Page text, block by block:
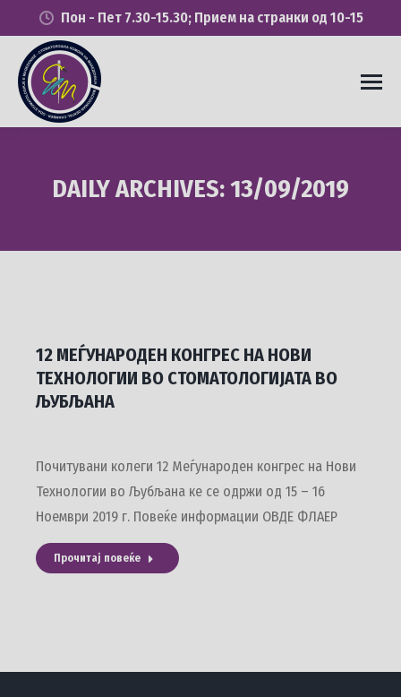
Пон - Пет 7.30-15.30; Прием на странки од 10-15
DAILY ARCHIVES:13/09/2019
12 МЕЃУНАРОДЕН КОНГРЕС НА НОВИ
ТЕХНОЛОГИИ ВО СТОМАТОЛОГИЈАТА ВО
ЉУБЉАНА
Почитувани колеги 12 Меѓународен конгрес на Нови
Технологии во Љубљана ке се одржи од 15 – 16
Ноември 2019 г. Повеќе информации ОВДЕ ФЛАЕР
Прочитај повеќе